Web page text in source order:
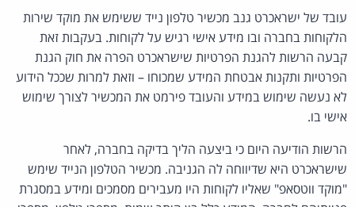
עובד של ישראכרט גנב מכשיר טלפון נייד ששימש את מוקד שירות
הלקוחות בחברה ובו מידע אישי רגיש על לקוחות. בעקבות זאת
קבעה הרשות להגנת הפרטיות שישראכרט הפרה את חוק הגנת
הפרטיות ותקנות אבטחת המידע שמכוחו – וזאת למרות שככל הידוע
לא נעשה שימוש במידע והעובד פירמט את המכשיר לצורך שימוש
אישי בו.
הרשות הודיעה היום כי ביצעה הליך בדיקה בחברה, לאחר
שישראכרט היא שדיווחה לה הגניבה. מכשיר הטלפון הנייד שימש
"מוקד ווטסאפ" שאליו לקוחות היו מעבירים מסמכים ומידע במסגרת